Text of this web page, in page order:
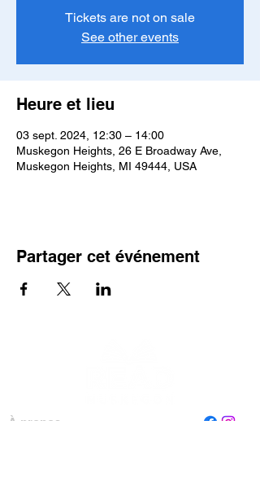
Tickets are not on sale
See other events
Heure et lieu
03 sept. 2024, 12:30 – 14:00
Muskegon Heights, 26 E Broadway Ave,
Muskegon Heights, MI 49444, USA
Partager cet événement
À propos